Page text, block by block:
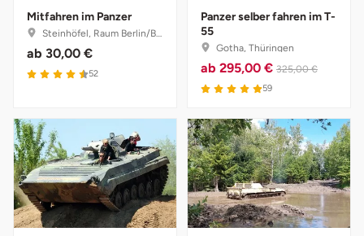
Mitfahren im Panzer
Steinhöfel, Raum Berlin/Brandenburg
ab 30,00 €
52
Panzer selber fahren im T-
55
Gotha, Thüringen
ab 295,00 € 325,00 €
59
Bruchköbel
Bruchsal
Burghausen
Calw
Chemnitz
Münster
Nürnberg
Oberlausitz
Pirna
Riesa
Sangerhausen
Sonneberg
Suhl
Unterwellenborn
Weimar